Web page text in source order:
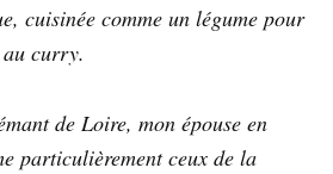
cuisinée comme un légume pour
curry.
de Loire, mon épouse en
particulièrement ceux de la